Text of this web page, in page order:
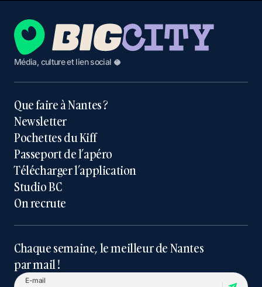
Média, culture et lien social 🥥
Que faire à Nantes ?
Newsletter
Pochettes du Kiff
Passeport de l’apéro
Télécharger l’application
Studio BC
On recrute
Chaque semaine, le meilleur de Nantes
par mail !
E-mail